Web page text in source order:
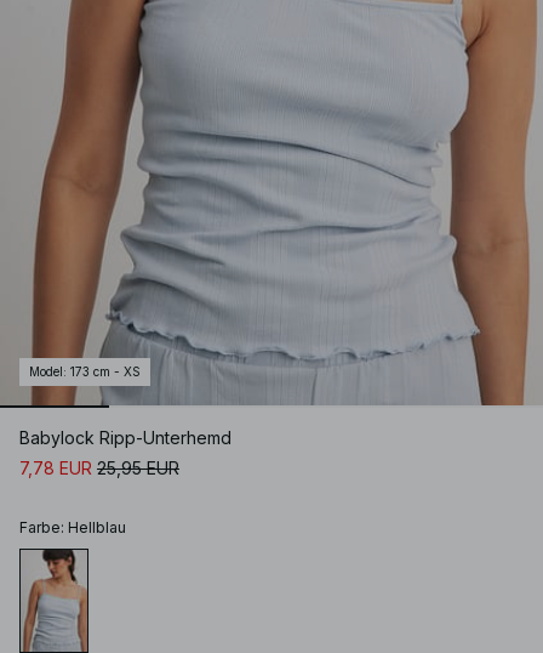
Model : 173 cm - XS
Babylock Ripp-Unterhemd
7,78 EUR 25,95 EUR
Farbe: Hellblau